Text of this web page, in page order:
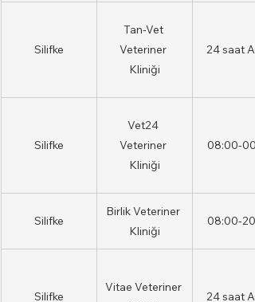
Silifke
Tan-Vet
Veteriner
Kliniği
24 saat
Silifke
Vet24
Veteriner
Kliniği
08:00-
Silifke
Birlik Veteriner
Kliniği
08:00-
Silifke
Vitae Veteriner
24 saat